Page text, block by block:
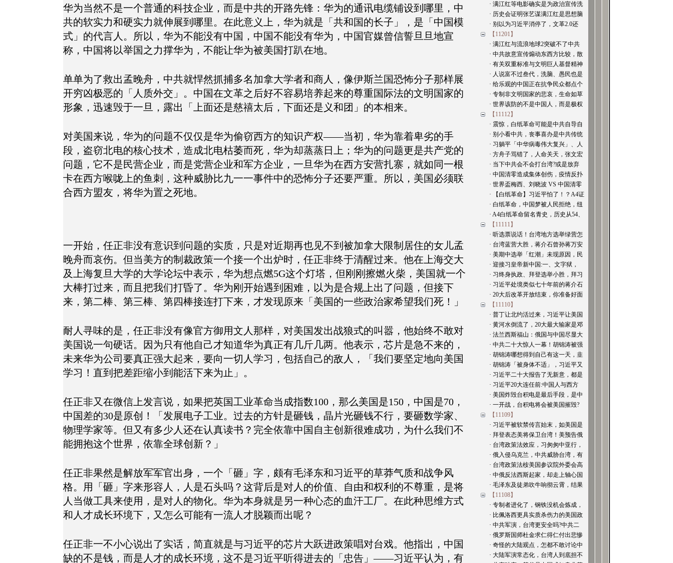
华为当然不是一个普通的科技企业，而是中共的开路先锋：华为的通讯电缆铺设到哪里，中
共的软实力和硬实力就伸展到哪里。在此意义上，华为就是「共和国的长子」，是「中国模
式」的代言人。所以，华为不能没有中国，中国不能没有华为，中国官媒曾信誓旦旦地宣
称，中国将以举国之力撑华为，不能让华为被美国打趴在地。
单单为了救出孟晚舟，中共就悍然抓捕多名加拿大学者和商人，像伊斯兰国恐怖分子那样展
开穷凶极恶的「人质外交」。中国在文革之后好不容易培养起来的尊重国际法的文明国家的
形象，迅速毁于一旦，露出「上面还是慈禧太后，下面还是义和团」的本相来。
对美国来说，华为的问题不仅仅是华为偷窃西方的知识产权——当初，华为靠着卑劣的手
段，盗窃北电的核心技术，造成北电枯萎而死，华为却蒸蒸日上；华为的问题更是共产党的
问题，它不是民营企业，而是党营企业和军方企业，一旦华为在西方安营扎寨，就如同一根
卡在西方喉咙上的鱼刺，这种威胁比九一一事件中的恐怖分子还要严重。所以，美国必须联
合西方盟友，将华为置之死地。
一开始，任正非没有意识到问题的实质，只是对近期再也见不到被加拿大限制居住的女儿孟
晚舟而哀伤。但当美方的制裁政策一个接一个出炉时，任正非终于清醒过来。他在上海交大
及上海复旦大学的大学论坛中表示，华为想点燃5G这个灯塔，但刚刚擦燃火柴，美国就一个
大棒打过来，而且把我们打昏了。华为刚开始遇到困难，以为是合规上出了问题，但接下
来，第二棒、第三棒、第四棒接连打下来，才发现原来「美国的一些政治家希望我们死！」
耐人寻味的是，任正非没有像官方御用文人那样，对美国发出战狼式的叫嚣，他始终不敢对
美国说一句硬话。因为只有他自己才知道华为真正有几斤几两。他表示，芯片是急不来的，
未来华为公司要真正强大起来，要向一切人学习，包括自己的敌人，「我们要坚定地向美国
学习！直到把差距缩小到能活下来为止」。
任正非又在微信上发言说，如果把英国工业革命当成指数100，那么美国是150，中国是70，
中国差的30是原创！「发展电子工业。过去的方针是砸钱，晶片光砸钱不行，要砸数学家、
物理学家等。但又有多少人还在认真读书？完全依靠中国自主创新很难成功，为什么我们不
能拥抱这个世界，依靠全球创新？」
任正非果然是解放军军官出身，一个「砸」字，颇有毛泽东和习近平的草莽气质和战争风
格。用「砸」字来形容人，人是石头吗？这背后是对人的价值、自由和权利的不尊重，是将
人当做工具来使用，是对人的物化。华为本身就是另一种心态的血汗工厂。在此种思维方式
和人才成长环境下，又怎么可能有一流人才脱颖而出呢？
任正非一不小心说出了实话，简直就是与习近平的芯片大跃进政策唱对台戏。他指出，中国
缺的不是钱，而是人才的成长环境，这不是习近平听得进去的「忠告」——习近平认为，有
· 满江红等电影确实是为政治宣传洗
· 历史会证明张艺谋满江红是思想脑
· 别以为习近平消停了，文革2.0还
【11201】
· 满江红与流浪地球2突破不了中共
· 中共故意宣传煽动东西方比较，散
· 有关双重标准与文明巨人基督精神
· 人说富不过叁代，洗脑、愚民也是
· 给乐观的中国正在抗争民众都点个
· 专制非文明国家的悲哀，生命如草
· 世界该防的不是中国人，而是极权
【11112】
· 震惊，白纸革命可能是中共自导自
· 别小看中共，丧事喜办是中共传统
· 习躺平「中华病毒伟大复兴」、人
· 方舟子骂错了，人命关天，张文宏
· 当下中共会不会打台湾?或是放弃
· 中国清零造成集体创伤，疫情反扑
· 世界盃梅西、刘晓波 VS 中国清零
· 【白纸革命】习近平怕了！？A4证
· 白纸革命，中国梦被人民拒绝，纽
· A4白纸革命留名青史，历史从54、
【11111】
· 听选票说话！台湾地方选举绿营怎
· 台湾蓝营大胜，蒋介石曾孙蒋万安
· 美期中选举「红潮」未现原因，民
· 迎接习皇帝新中国:一、文字狱，
· 习终身执政、拜登选举小胜，拜习
· 习近平处境类似七十年前的蒋介石
· 20大后改革开放结束，你准备好面
【11110】
· 普丁让北约活过来，习近平让美国
· 黄河水倒流了，20大最大输家是邓
· 法兰西斯福山：俄国与中国尽显大
· 中共二十大惊人一幕！胡锦涛被强
· 胡锦涛哪想得到自己有这一天，韭
· 胡锦涛「被身体不适」，习近平又
· 习近平二十大报告了无新意，都是
· 习近平20大连任前:中国人与西方
· 美国炸毁台积电是最后手段，是中
· 一开战，台积电将会被美国摧毁?
【11109】
· 习近平被软禁传言始末，如美国是
· 拜登表态美将保卫台湾！美预告俄
· 台湾政策法效应，习匆匆中亚行，
· 俄入侵乌克兰，中共威胁台湾，有
· 台湾政策法桉美国参议院外委会高
· 中俄反法西斯起家，却走上轴心国
· 毛泽东及徒弟吹牛响彻云霄，结果
【11108】
· 专制者进化了，钢铁没机会炼成，
· 比佩洛西更具实质杀伤力的美国政
· 中共军演，台湾更安全吗?中共二
· 俄罗斯国师杜金求仁得仁付出悲惨
· 奇怪的大陆观点，怎都不敢讨论中
· 大陆军演常态化，台湾人到底担不